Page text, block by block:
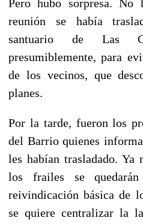
Pero hubo sorpresa. No
reunión se había
santuario de Las
presumiblemente, para
de los vecinos, que
planes.
Por la tarde, fueron los
del Barrio quienes
les habían trasladado. Ya
los frailes se
reivindicación básica de
se quiere centralizar la